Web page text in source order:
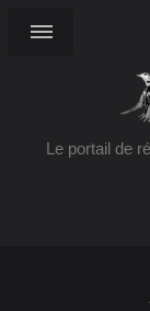
Le portail de